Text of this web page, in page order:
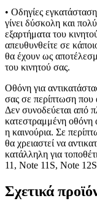
• Οδηγίες
γίνει δύσκολη και
εξαρτήματα του
απευθυνθείτε σε
θα έχουν ως
του κινητού σας.
Οθόνη για
σας σε περίπτωση που
Δεν συνοδεύεται από
κατεστραμμένη οθόνη
η καινούρια. Σε
θα χρειαστεί να
κατάλληλη για
11, Note 11S, Note
Σχετικά